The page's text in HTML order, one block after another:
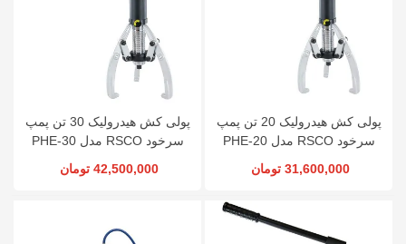
پولی کش هیدرولیک 20 تن پمپ
سرخود RSCO مدل PHE-20
31,600,000 تومان
پولی کش هیدرولیک 30 تن پمپ
سرخود RSCO مدل PHE-30
42,500,000 تومان